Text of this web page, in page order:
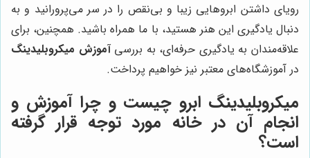
رویای داشتن ابروهایی زیبا و بی‌نقص را در سر می‌پرورانید و به
دنبال یادگیری این هنر هستید، با ما همراه باشید. همچنین، برای
علاقه‌مندان به یادگیری حرفه‌ای، به بررسیآموزش میکروبلیدینگ
در آموزشگاه‌های معتبر نیز خواهیم پرداخت.
میکروبلیدینگ ابرو چیست و چرا آموزش و
انجام آن در خانه مورد توجه قرار گرفته
است؟